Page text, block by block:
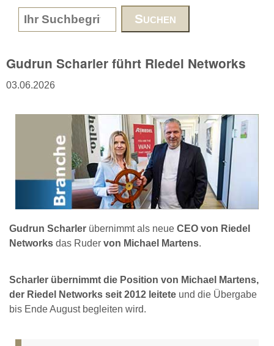
www.DieReferenz.de
Search form
Gudrun Scharler führt Riedel Networks
03.06.2026
Gudrun Scharler übernimmt als neue CEO von Riedel
Networks das Ruder von Michael Martens.
Scharler übernimmt die Position von Michael Martens,
der Riedel Networks seit 2012 leitete und die Übergabe
bis Ende August begleiten wird.